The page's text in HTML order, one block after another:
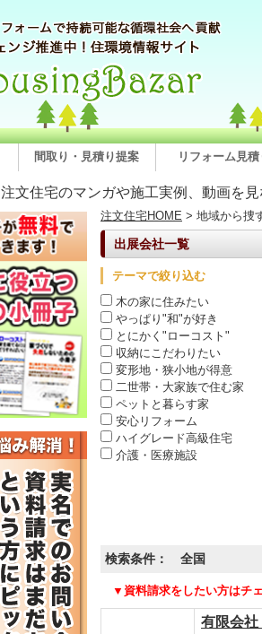
間取り・見積り提案 リフォーム見積
注文住宅のマンガや施工実例、動画を
注文住宅HOME > 地域から捜
出展会社一覧
テーマで絞り込む
木の家に住みたい
やっぱり"和"が好き
とにかく"ローコスト"
収納にこだわりたい
変形地・狭小地が得意
二世帯・大家族で住む家
ペットと暮らす家
安心リフォーム
ハイグレード高級住宅
介護・医療施設
検索条件： 全国
▼資料請求をしたい方はチ
有限会